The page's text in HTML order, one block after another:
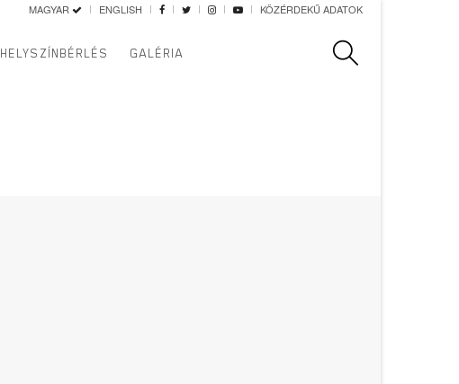
MAGYAR ENGLISH KÖZÉRDEKŰ ADATOK
HELYSZÍNBÉRLÉS GALÉRIA